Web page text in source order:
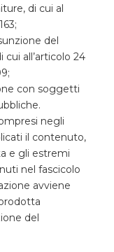
di cui al
del
all’articolo 24
con soggetti
negli
il contenuto,
e gli estremi
nel fascicolo
avviene
del